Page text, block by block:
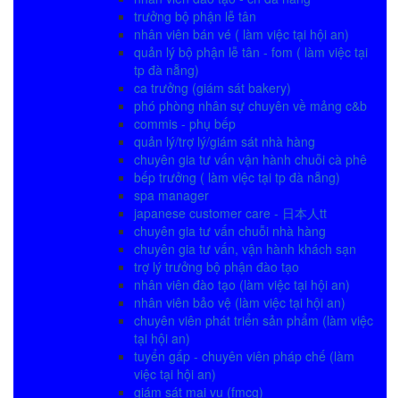
trưởng bộ phận lễ tân
nhân viên bán vé ( làm việc tại hội an)
quản lý bộ phận lễ tân - fom ( làm việc tại
tp đà nẵng)
ca trưởng (giám sát bakery)
phó phòng nhân sự chuyên về mảng c&b
commis - phụ bếp
quản lý/trợ lý/giám sát nhà hàng
chuyên gia tư vấn vận hành chuỗi cà phê
bếp trưởng ( làm việc tại tp đà nẵng)
spa manager
japanese customer care - 日本人tt
chuyên gia tư vấn chuỗi nhà hàng
chuyên gia tư vấn, vận hành khách sạn
trợ lý trưởng bộ phận đào tạo
nhân viên đào tạo (làm việc tại hội an)
nhân viên bảo vệ (làm việc tại hội an)
chuyên viên phát triển sản phẩm (làm việc
tại hội an)
tuyển gấp - chuyên viên pháp chế (làm
việc tại hội an)
giám sát mại vụ (fmcg)